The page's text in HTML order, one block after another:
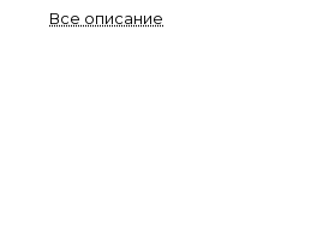
достигать 45 км/ч, а пробег
Все описание